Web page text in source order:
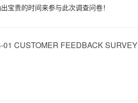
宝贵的时间来参与此次调查问卷！
01 CUSTOMER FEEDBACK SURVEY